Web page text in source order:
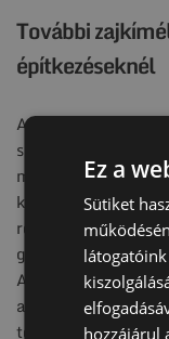
További
építkezéseknél
A kivitelezők
segíti a békés
mikor és milyen
környék lakói előre
rendszer
gyorsan lehet
A talajcsavaros
alternatív alapozási
tovább csökkentik
Ez a
Sütiket
hozzájárul